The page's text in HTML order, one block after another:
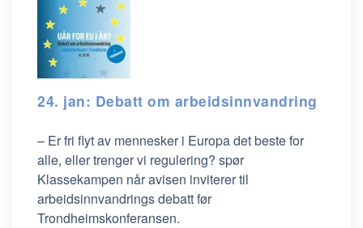
24. jan: Debatt om arbeidsinnvandring
– Er fri flyt av mennesker i Europa det beste for
alle, eller trenger vi regulering? spør
Klassekampen når avisen inviterer til
arbeidsinnvandrings debatt før
Trondheimskonferansen.